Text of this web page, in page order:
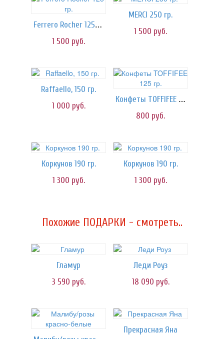
Ferrero Rocher 125 гр.
1 500 руб.
MERCI 250 гр.
1 500 руб.
Raffaello, 150 гр.
1 000 руб.
Конфеты TOFFIFEE 125 гр.
800 руб.
Коркунов 190 гр.
1 300 руб.
Коркунов 190 гр.
1 300 руб.
Похожие ПОДАРКИ - смотреть..
Гламур
3 590 руб.
Леди Роуз
18 090 руб.
Прекрасная Яна